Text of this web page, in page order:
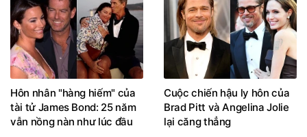
Hôn nhân "hàng hiếm" của
tài tử James Bond: 25 năm
vẫn nồng nàn như lúc đầu
Cuộc chiến hậu ly hôn của
Brad Pitt và Angelina Jolie
lại căng thẳng